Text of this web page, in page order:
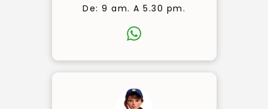
De: 9 am. A 5.30 pm.